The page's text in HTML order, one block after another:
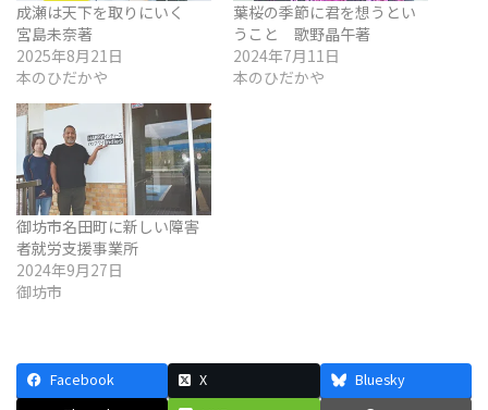
成瀬は天下を取りにいく
宮島未奈著
2025年8月21日
本のひだかや
葉桜の季節に君を想うとい
うこと 歌野晶午著
2024年7月11日
本のひだかや
御坊市名田町に新しい障害
者就労支援事業所
2024年9月27日
御坊市
Facebook X
Bluesky